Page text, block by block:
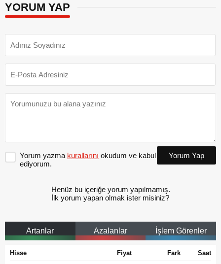
YORUM YAP
Yorum yazma kurallarını okudum ve kabul
ediyorum.
Yorum Yap
Henüz bu içeriğe yorum yapılmamış.
İlk yorum yapan olmak ister misiniz?
Artanlar Azalanlar İşlem Görenler
Hisse Fiyat Fark Saat